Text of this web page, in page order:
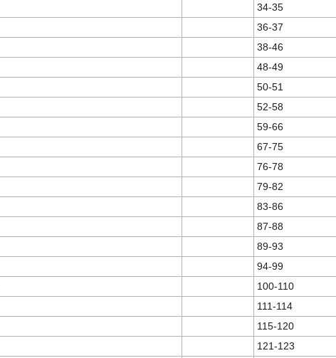
34-35
36-37
38-46
48-49
50-51
52-58
59-66
67-75
76-78
79-82
83-86
87-88
89-93
94-99
100-110
111-114
115-120
121-123